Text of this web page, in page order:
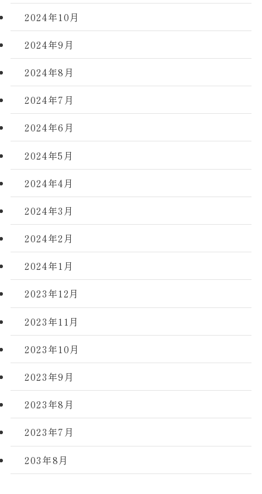
2024年10月
2024年9月
2024年8月
2024年7月
2024年6月
2024年5月
2024年4月
2024年3月
2024年2月
2024年1月
2023年12月
2023年11月
2023年10月
2023年9月
2023年8月
2023年7月
203年8月